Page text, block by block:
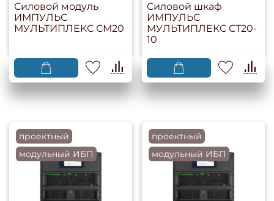
Силовой модуль
ИМПУЛЬС
МУЛЬТИПЛЕКС СМ20
Силовой шкаф
ИМПУЛЬС
МУЛЬТИПЛЕКС СТ20-
10
проектный
модульный ИБП
проектный
модульный ИБП